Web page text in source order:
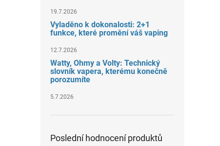
19.7.2026
Vyladěno k dokonalosti: 2+1
funkce, které promění váš vaping
12.7.2026
Watty, Ohmy a Volty: Technický
slovník vapera, kterému konečně
porozumíte
5.7.2026
Poslední hodnocení produktů